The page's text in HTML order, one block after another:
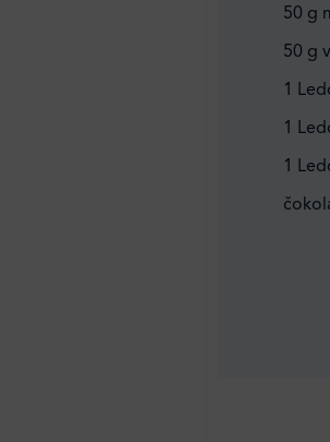
50 g
50 g
1
1
1